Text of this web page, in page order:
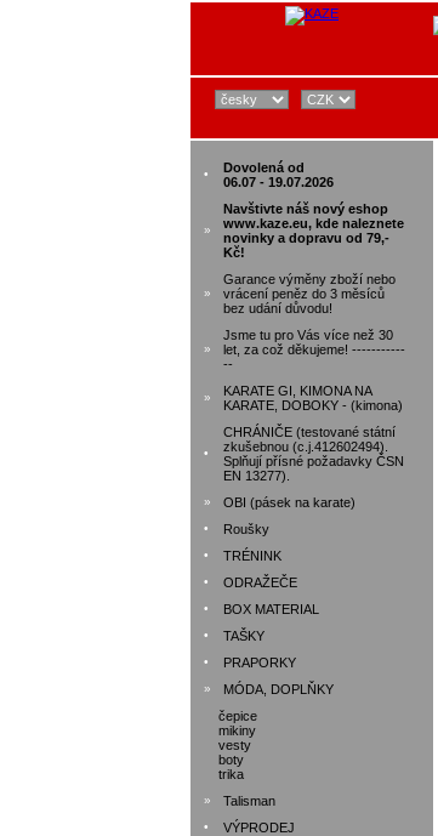
•
Dovolená od
06.07 - 19.07.2026
»
Navštivte náš nový eshop
www.kaze.eu, kde naleznete
novinky a dopravu od 79,-
Kč!
»
Garance výměny zboží nebo
vrácení peněz do 3 měsíců
bez udání důvodu!
»
Jsme tu pro Vás více než 30
let, za což děkujeme! -----------
--
»
KARATE GI, KIMONA NA
KARATE, DOBOKY - (kimona)
•
CHRÁNIČE (testované státní
zkušebnou (c.j.412602494).
Splňují přísné požadavky ČSN
EN 13277).
» OBI (pásek na karate)
• Roušky
• TRÉNINK
• ODRAŽEČE
• BOX MATERIAL
• TAŠKY
• PRAPORKY
»
MÓDA, DOPLŇKY
čepice
mikiny
vesty
boty
trika
» Talisman
• VÝPRODEJ